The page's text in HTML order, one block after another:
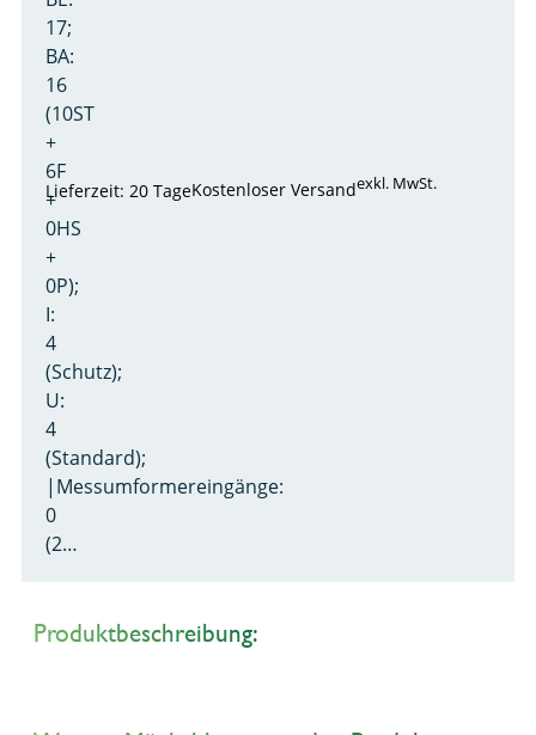
17;
BA:
16
(10ST
+
6F
+
0HS
+
0P);
I:
4
(Schutz);
U:
4
(Standard);
|Messumformereingänge:
0
(2…
Lieferzeit: 20 TageKostenloser Versandexkl. MwSt.
Produktbeschreibung: